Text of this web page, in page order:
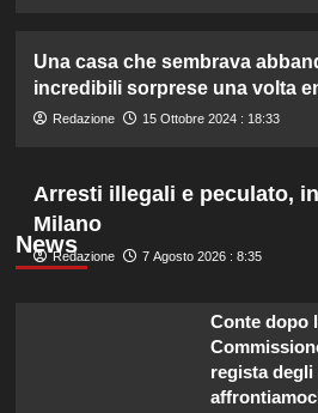
Una casa che sembrava
incredibili sorprese una volta
Redazione 15 Ottobre 2024 : 18:33
News
Arresti illegali e peculato,
Milano
Redazione 7 Agosto 2026 : 8:35
Conte dopo
regista